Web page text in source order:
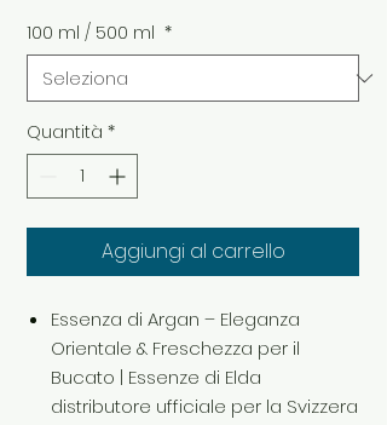
100 ml / 500 ml *
Quantità *
Aggiungi al carrello
Essenza di Argan – Eleganza
Orientale & Freschezza per il
Bucato | Essenze di Elda
distributore ufficiale per la Svizzera